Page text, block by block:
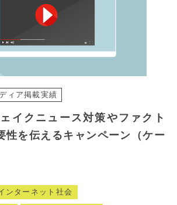
ィア掲載実績
イクニュース対策やファクト
性を伝えるキャンペーン（ケー
ンターネット社会